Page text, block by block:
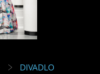
DIVADLO